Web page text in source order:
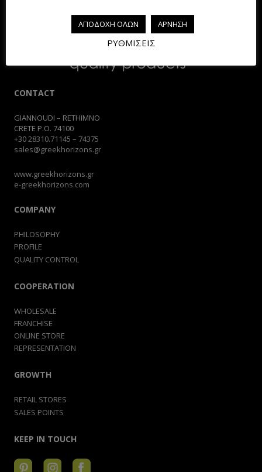
CONTACT
GIANNOUDI – RETHIMNO
CRETE P.O. 74100
+3028310.71145 – 74375
sales@greekhorizons.gr
www.greekhorizons.gr
e-greekhorizons.com
COMPANY
PHILOSOPHY
PROFILE
QUALITY CONTROL
COOPERATION
WHOLESALE
FRANCHISE
ONLINE STORE
REPRESENTATION
GROWTH
RETAIL STORES
SALES POINTS
KEEP IN TOUCH
ΑΠΟΔΟΧΗ ΟΛΩΝ ΑΡΝΗΣΗ
ΡΥΘΜΙΣΕΙΣ